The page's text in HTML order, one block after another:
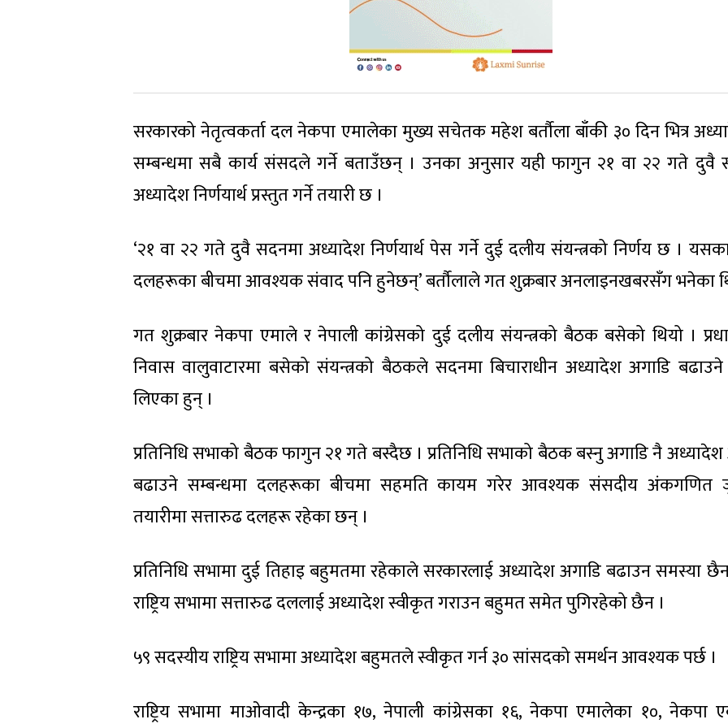
सरकारको नेतृत्वकर्ता दल नेकपा एमालेका मुख्य सचेतक महेश बर्तौला बाँकी ३० दिन भित्र
सम्बन्धमा सबै कार्य संसदले गर्ने बताउँछन् । उनका अनुसार यही फागुन २१ वा २२ गते दुवै
अध्यादेश निर्णयार्थ प्रस्तुत गर्ने तयारी छ ।
‘२१ वा २२ गते दुवै सदनमा अध्यादेश निर्णयार्थ पेस गर्ने दुई दलीय संयन्त्रको निर्णय छ ।
दलहरूका बीचमा आवश्यक संवाद पनि हुनेछन्’ बर्तौलाले गत शुक्रबार अनलाइनखबरसँग भनेका
गत शुक्रबार नेकपा एमाले र नेपाली कांग्रेसको दुई दलीय संयन्त्रको बैठक बसेको थियो ।
निवास वालुवाटारमा बसेको संयन्त्रको बैठकले सदनमा बिचाराधीन अध्यादेश अगाडि बढाउने
लिएका हुन् ।
प्रतिनिधि सभाको बैठक फागुन २१ गते बस्दैछ । प्रतिनिधि सभाको बैठक बस्नु अगाडि नै अध्यादेश
बढाउने सम्बन्धमा दलहरूका बीचमा सहमति कायम गरेर आवश्यक संसदीय अंकगणित
तयारीमा सत्तारुढ दलहरू रहेका छन् ।
प्रतिनिधि सभामा दुई तिहाइ बहुमतमा रहेकाले सरकारलाई अध्यादेश अगाडि बढाउन समस्या
राष्ट्रिय सभामा सत्तारुढ दललाई अध्यादेश स्वीकृत गराउन बहुमत समेत पुगिरहेको छैन ।
५९ सदस्यीय राष्ट्रिय सभामा अध्यादेश बहुमतले स्वीकृत गर्न ३० सांसदको समर्थन आवश्यक पर्छ ।
राष्ट्रिय सभामा माओवादी केन्द्रका १७, नेपाली कांग्रेसका १६, नेकपा एमालेका १०, नेकपा